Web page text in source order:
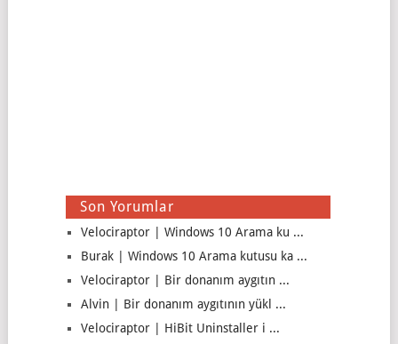
Son Yorumlar
Velociraptor | Windows 10 Arama ku ...
Burak | Windows 10 Arama kutusu ka ...
Velociraptor | Bir donanım aygıtın ...
Alvin | Bir donanım aygıtının yükl ...
Velociraptor | HiBit Uninstaller i ...